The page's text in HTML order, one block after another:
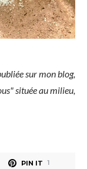
sur mon blog,
située au milieu,
PIN IT 1